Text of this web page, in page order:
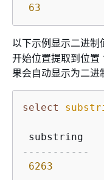
63
以下示例显示二进制
开始位置提取到位置
果会自动显示为二进
select
-----------
6263